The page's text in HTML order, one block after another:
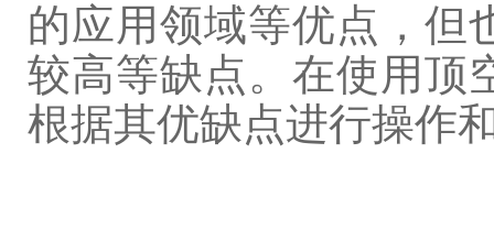
的应用领域等优点，但
较高等缺点。在使用顶
根据其优缺点进行操作